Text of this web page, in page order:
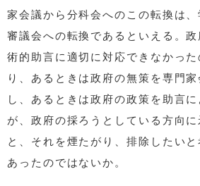
家会議から分科会へのこの転換は
審議会への転換であるといえる。
術的助言に適切に対応できなかっ
り、あるときは政府の無策を専門
し、あるときは政府の政策を助言
が、政府の採ろうとしている方向
と、それを煙たがり、排除したい
あったのではないか。